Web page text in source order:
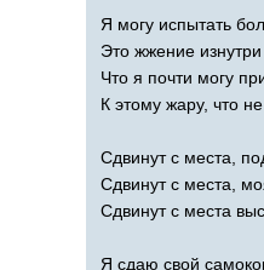
Я могу испытать
Это жжение изнутри
Что я почти могу
К этому жару, что не
Сдвинут с места,
Сдвинут с места,
Сдвинут с места
Я сдаю свой